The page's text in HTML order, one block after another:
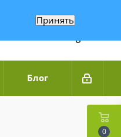
Связаться по WhatsApp
Блог
0
Принять